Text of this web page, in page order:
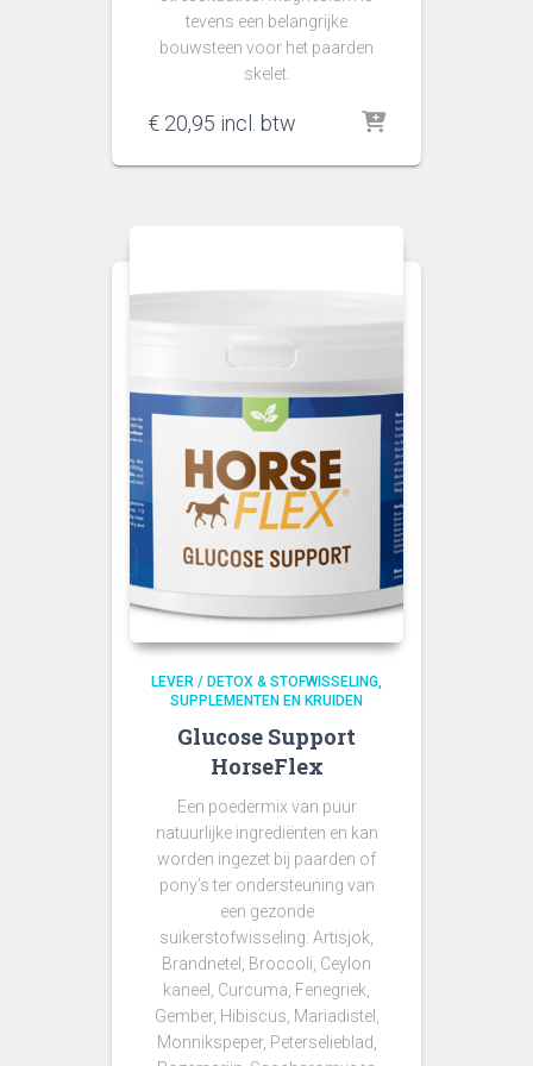
tevens een belangrijke
bouwsteen voor het paarden
skelet.
€ 20,95 incl. btw
LEVER / DETOX & STOFWISSELING
SUPPLEMENTEN EN KRUIDEN
Glucose Support
HorseFlex
Een poedermix van puur
natuurlijke ingrediënten en kan
worden ingezet bij paarden of
pony’s ter ondersteuning van
een gezonde
suikerstofwisseling: Artisjok,
Brandnetel, Broccoli, Ceylon
kaneel, Curcuma, Fenegriek,
Gember, Hibiscus, Mariadistel,
Monnikspeper, Peterselieblad,